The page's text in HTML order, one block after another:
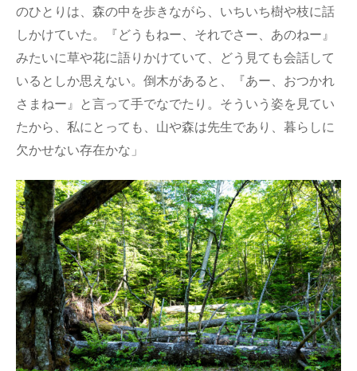
のひとりは、森の中を歩きながら、いちいち樹や枝に話
しかけていた。『どうもねー、それでさー、あのねー』
みたいに草や花に語りかけていて、どう見ても会話して
いるとしか思えない。倒木があると、『あー、おつかれ
さまねー』と言って手でなでたり。そういう姿を見てい
たから、私にとっても、山や森は先生であり、暮らしに
欠かせない存在かな」